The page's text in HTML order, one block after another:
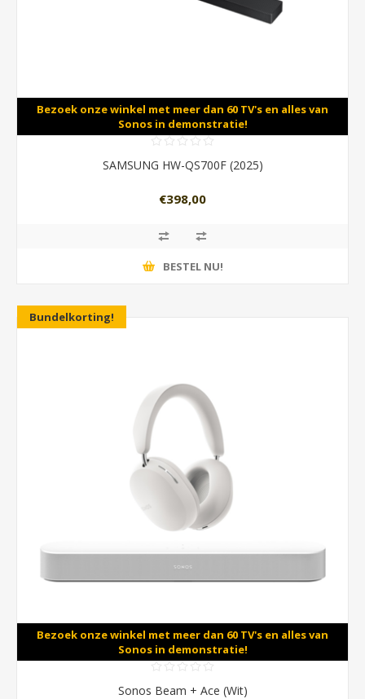
Bezoek onze winkel met meer dan 60 TV's en alles van
Sonos in demonstratie!
SAMSUNG HW-QS700F (2025)
€398,00
BESTEL NU!
Bundelkorting!
Bezoek onze winkel met meer dan 60 TV's en alles van
Sonos in demonstratie!
Sonos Beam + Ace (Wit)